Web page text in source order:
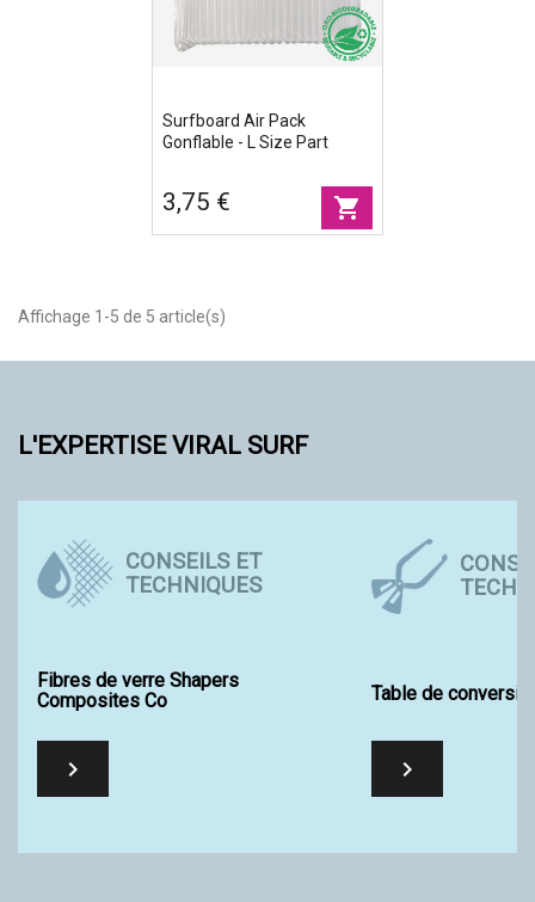
Surfboard Air Pack
Gonflable - L Size Part
3,75 € shopping_cart
Affichage 1-5 de 5 article(s)
L'EXPERTISE VIRAL SURF
CONSEILS ET
TECHNIQUES
Fibres de verre Shapers
Composites Co

Table de
